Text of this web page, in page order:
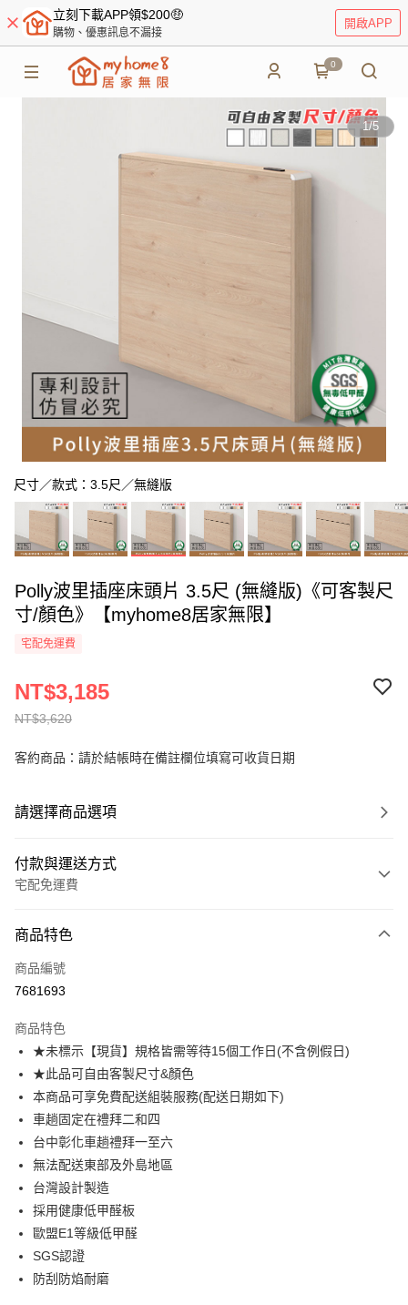
立刻下載APP領$200🤑
購物、優惠訊息不漏接
開啟APP
0
1/5
尺寸／款式：3.5尺／無縫版
Polly波里插座床頭片 3.5尺 (無縫版)《可客製尺
寸/顏色》【myhome8居家無限】
宅配免運費
NT$3,620
NT$3,185
客約商品：請於結帳時在備註欄位填寫可收貨日期
請選擇商品選項
付款與運送方式
宅配免運費
信用卡一次付款
信用卡分期付款
合作金庫商業銀行
華南商業銀行
彰化商業銀行
上海商業儲蓄銀行
國泰世華商業銀行
兆豐國際商業銀行
臺灣中小企業銀行
匯豐（台灣）商業銀行
聯邦商業銀行
元大商業銀行
玉山商業銀行
台新國際商業銀行
台灣樂天信用卡公司
6 期 0 利率 每期
華南商業銀行
上海商業儲蓄銀行
台北富邦商業銀行
國泰世華商業銀行
臺灣中小企業銀行
匯豐（台灣）商業銀行
聯邦商業銀行
元大商業銀行
玉山商業銀行
台新國際商業銀行
台灣樂天信用卡公司
LINE Pay
Apple Pay
街口支付
悠遊付
Google Pay
大哥付你分期
相關說明
【大哥付你分期使用說明】
商品特色
商品編號
7681693
商品特色
★未標示【現貨】規格皆需等待15個工作日(不含例假日)
★此品可自由客製尺寸&顏色
本商品可享免費配送組裝服務(配送日期如下)
車趟固定在禮拜二和四
台中彰化車趟禮拜一至六
無法配送東部及外島地區
台灣設計製造
採用健康低甲醛板
歐盟E1等級低甲醛
SGS認證
防刮防焰耐磨